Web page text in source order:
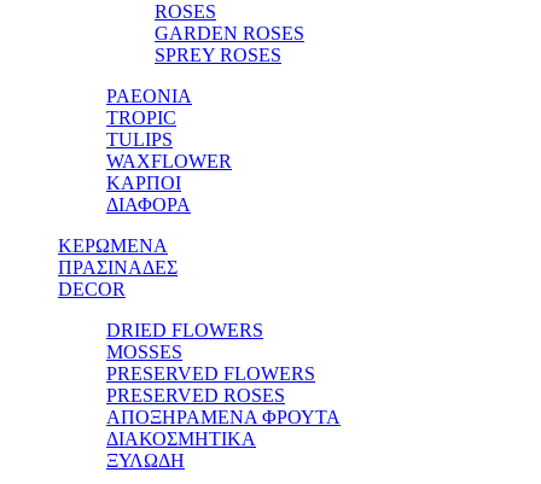
ROSES
GARDEN ROSES
SPREY ROSES
PAEONIA
TROPIC
TULIPS
WAXFLOWER
ΚΑΡΠΟΙ
ΔΙΑΦΟΡΑ
ΚΕΡΩΜΕΝΑ
ΠΡΑΣΙΝΑΔΕΣ
DECOR
DRIED FLOWERS
MOSSES
PRESERVED FLOWERS
PRESERVED ROSES
ΑΠΟΞΗΡΑΜΕΝΑ ΦΡΟΥΤΑ
ΔΙΑΚΟΣΜΗΤΙΚΑ
ΞΥΛΩΔΗ